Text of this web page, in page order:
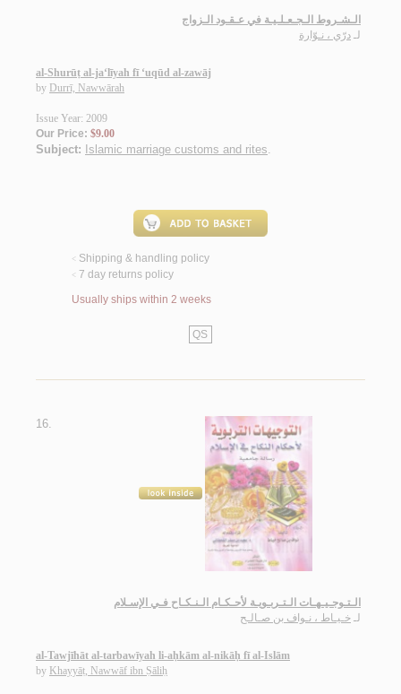
الـشـروط الـجـعـلـيـة في عـقـود الـزواج
لـ درّي ، نـوّارة
al-Shurūṭ al-ja‘līyah fī ‘uqūd al-zawāj
by Durrī, Nawwārah
Issue Year: 2009
Our Price: $9.00
Subject: Islamic marriage customs and rites.
< Shipping & handling policy
< 7 day returns policy
Usually ships within 2 weeks
QS
16.
الـتـوجـيـهـات الـتـربـويـة لأحـكـام الـنـكـاح فـي الإسـلام
لـ خـيـاط ، نـواف بن صـالـح
al-Tawjīhāt al-tarbawīyah li-aḥkām al-nikāḥ fī al-Islām
by Khayyāṭ, Nawwāf ibn Ṣāliḥ